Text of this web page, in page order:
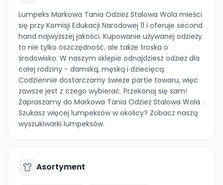
Lumpeks Markowa Tania Odzież Stalowa Wola mieści
się przy Komisji Edukacji Narodowej 11 i oferuje second
hand najwyższej jakości. Kupowanie używanej odzieży
to nie tylko oszczędność, ale także troska o
środowisko. W naszym sklepie odnajdziesz odzież dla
całej rodziny - damską, męską i dziecięcą.
Codziennie dostarczamy świeże partie towaru, więc
zawsze jest z czego wybierać. Przekonaj się sam!
Zapraszamy do Markowa Tania Odzież Stalowa Wola .
Szukasz więcej lumpeksów w okolicy? Zobacz naszą
wyszukiwarki lumpeksów.
Asortyment